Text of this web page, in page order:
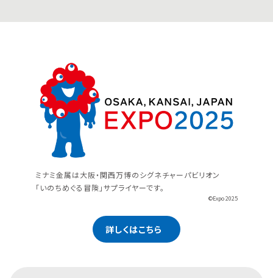
ミナミ金属は大阪・関西万博のシグネチャーパビリオン
「いのちめぐる冒険」サプライヤーです。
©Expo 2025
詳しくはこちら